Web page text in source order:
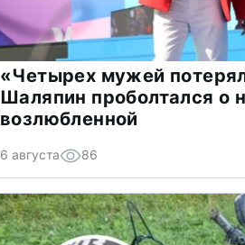
«Четырех мужей
Шаляпин проболтался о
возлюбленной
6 августа 86